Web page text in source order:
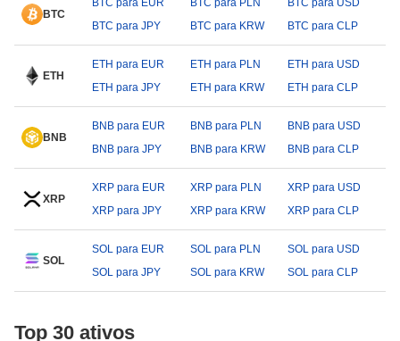
BTC
BTC para EUR BTC para PLN
BTC para USD
BTC para JPY
BTC para KRW BTC para CLP
ETH
ETH para EUR ETH para PLN
ETH para USD
ETH para JPY
ETH para KRW ETH para CLP
BNB
BNB para EUR BNB para PLN
BNB para USD
BNB para JPY
BNB para KRW BNB para CLP
XRP
XRP para EUR XRP para PLN
XRP para USD
XRP para JPY
XRP para KRW XRP para CLP
SOL
SOL para EUR SOL para PLN
SOL para USD
SOL para JPY
SOL para KRW SOL para CLP
Top 30 ativos